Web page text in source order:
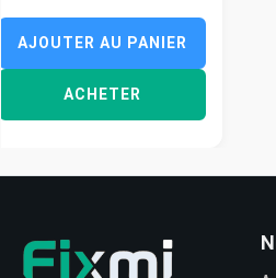
AJOUTER AU PANIER
ACHETER